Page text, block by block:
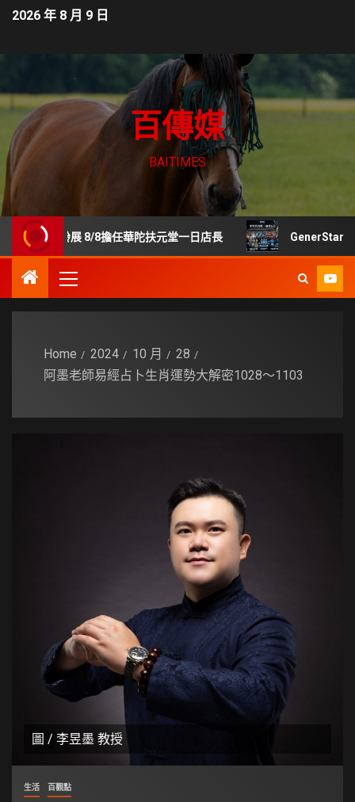
2026 年 8 月 9 日
百傳媒
BAITIMES
齡展 8/8擔任華陀扶元堂一日店長 GenerStand 擬推「
Home 2024 10 月
28
阿墨老師易經占卜生肖運勢大解密1028～1103
圖 / 李昱墨 教授
生活 百觀點